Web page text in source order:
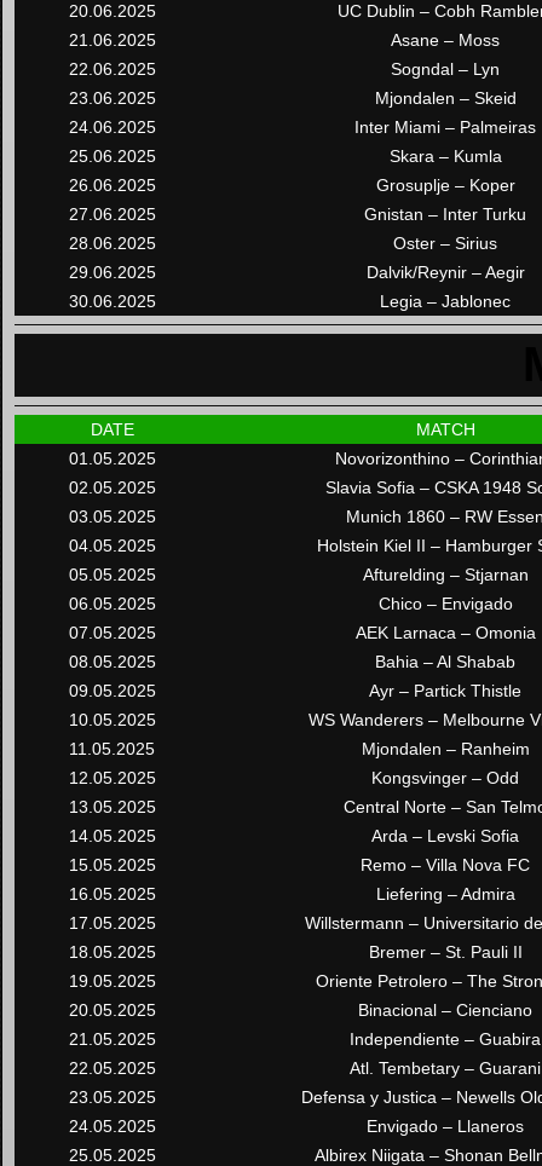
20.06.2025
UC Dublin – Cobh
21.06.2025
Asane – Moss
22.06.2025
Sogndal – Lyn
23.06.2025
Mjondalen – Skeid
24.06.2025
Inter Miami – Palmeiras
25.06.2025
Skara – Kumla
26.06.2025
Grosuplje – Koper
27.06.2025
Gnistan – Inter Turku
28.06.2025
Oster – Sirius
29.06.2025
Dalvik/Reynir – Aegir
30.06.2025
Legia – Jablonec
DATE
MATCH
01.05.2025
Novorizonthino –
02.05.2025
Slavia Sofia – CSKA 1948
03.05.2025
Munich 1860 – RW
04.05.2025
Holstein Kiel II – Hamburger
05.05.2025
Afturelding – Stjarnan
06.05.2025
Chico – Envigado
07.05.2025
AEK Larnaca – Omonia
08.05.2025
Bahia – Al Shabab
09.05.2025
Ayr – Partick Thistle
10.05.2025
WS Wanderers – Melbourne
11.05.2025
Mjondalen – Ranheim
12.05.2025
Kongsvinger – Odd
13.05.2025
Central Norte – San
14.05.2025
Arda – Levski Sofia
15.05.2025
Remo – Villa Nova FC
16.05.2025
Liefering – Admira
17.05.2025
Willstermann – Universitario
18.05.2025
Bremer – St. Pauli II
19.05.2025
Oriente Petrolero – The
20.05.2025
Binacional – Cienciano
21.05.2025
Independiente – Guabira
22.05.2025
Atl. Tembetary – Guarani
23.05.2025
Defensa y Justica – Newells
24.05.2025
Envigado – Llaneros
25.05.2025
Albirex Niigata – Shonan